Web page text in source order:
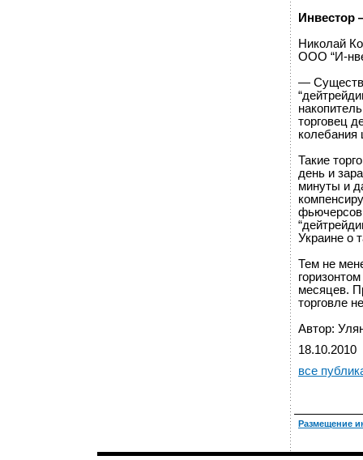
Инвестор
Николай
ООО “И-
—
торговец
колебания
Такие
день и
минуты и
фьючерсов
Украине о
Тем не
месяцев.
торговле
Автор:
18.10.2010
все
Размещение